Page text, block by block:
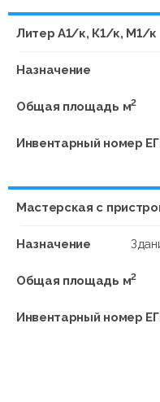
Литер А1/к, К1/к, М1/к
Назначение
Общая площадь м2
Инвентарный номер
Мастерская с
Назначение
Общая площадь м2
Инвентарный номер